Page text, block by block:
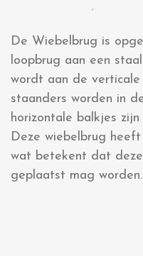
De Wiebelbrug is
loopbrug aan een
wordt aan de verticale
staanders worden in
horizontale balkjes
Deze wiebelbrug
wat betekent dat
geplaatst mag worden.